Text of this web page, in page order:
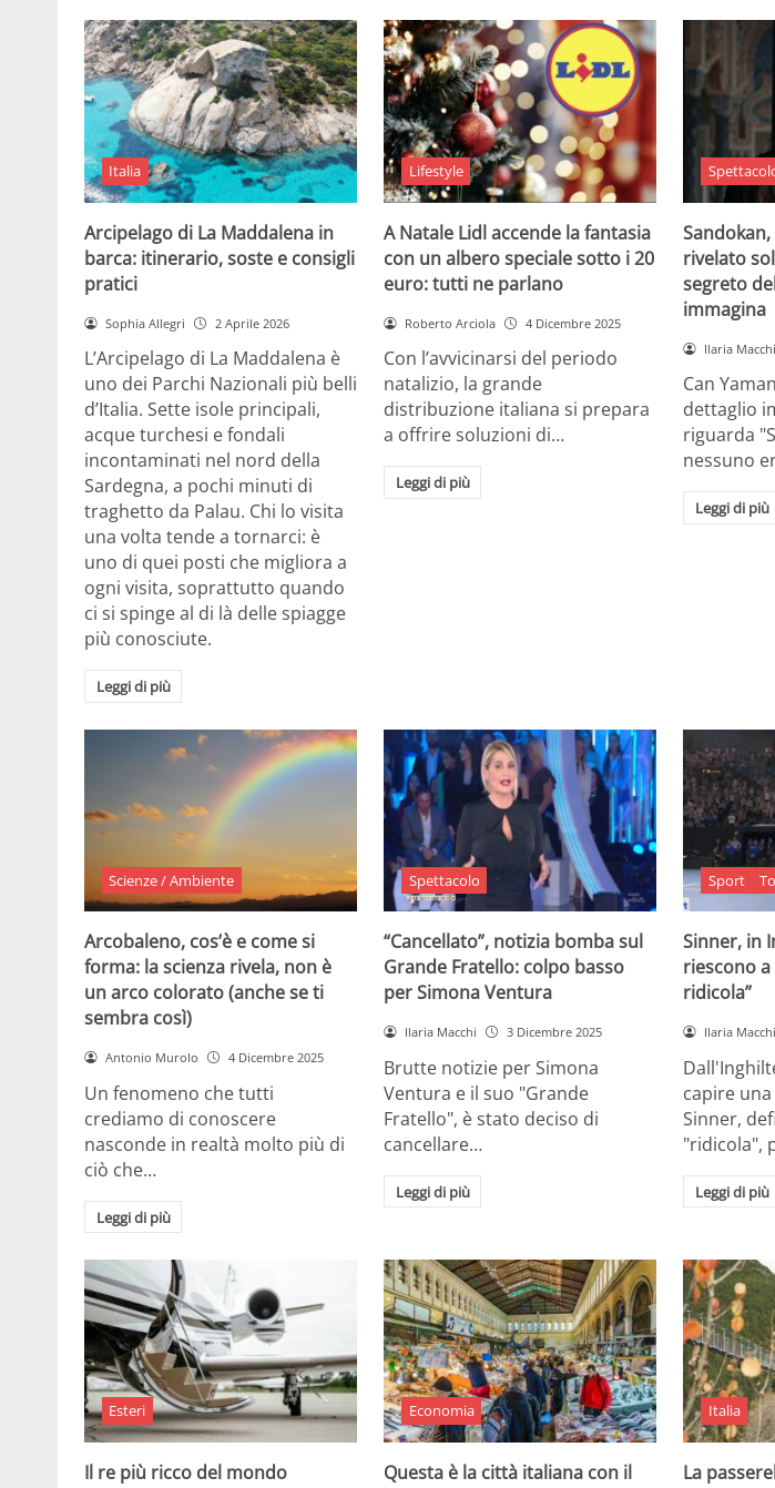
Italia
Arcipelago di La Maddalena in
barca: itinerario, soste e consigli
pratici
Sophia Allegri 2 Aprile 2026
L’Arcipelago di La Maddalena è
uno dei Parchi Nazionali più belli
d’Italia. Sette isole principali,
acque turchesi e fondali
incontaminati nel nord della
Sardegna, a pochi minuti di
traghetto da Palau. Chi lo visita
una volta tende a tornarci: è
uno di quei posti che migliora a
ogni visita, soprattutto quando
ci si spinge al di là delle spiagge
più conosciute.
Leggi di più
Lifestyle
A Natale Lidl accende la fantasia
con un albero speciale sotto i 20
euro: tutti ne parlano
Roberto Arciola 4 Dicembre 2025
Con l’avvicinarsi del periodo
natalizio, la grande
distribuzione italiana si prepara
a offrire soluzioni di…
Leggi di più
rivelato
segreto
immagina
Ilaria Macchi
Can
dettaglio
riguarda
nessuno
Leggi di più
Scienze / Ambiente
Arcobaleno, cos’è e come si
forma: la scienza rivela, non è
un arco colorato (anche se ti
sembra così)
Antonio Murolo 4 Dicembre 2025
Un fenomeno che tutti
crediamo di conoscere
nasconde in realtà molto più di
ciò che…
Leggi di più
Spettacolo
“Cancellato”, notizia bomba sul
Grande Fratello: colpo basso
per Simona Ventura
Ilaria Macchi 3 Dicembre 2025
Brutte notizie per Simona
Ventura e il suo "Grande
Fratello", è stato deciso di
cancellare…
Leggi di più
Sport
Sinner, in
riescono a
ridicola”
Ilaria Macchi
capire
Sinner,
"ridicola",
Leggi di più
Esteri
Il re più ricco del mondo
Economia
Questa è la città italiana con il
Italia
La